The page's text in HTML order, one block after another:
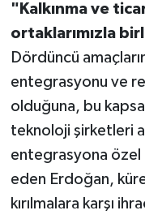
"Kalkınma ve
ortaklarımızla
Dördüncü
entegrasyonu ve
olduğuna, bu
teknoloji şirketleri
entegrasyona
eden Erdoğan,
kırılmalara karşı